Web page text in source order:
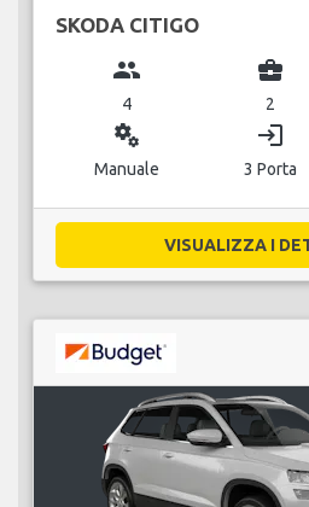
SKODA CITIGO
group
4
business_center
2
miscellaneous_services
Manuale
login
3 Porta
VISUALIZZA I